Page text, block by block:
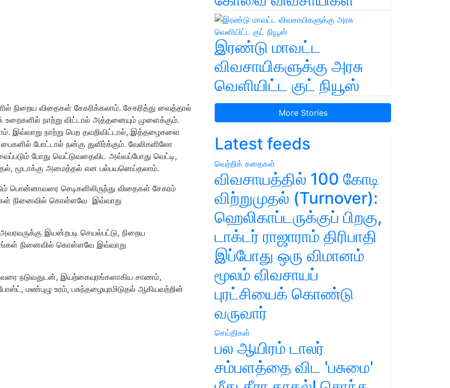
நிறைய விதைகள் சேகரிக்கலாம். சேகரித்து வைத்தால்
உறைகளில் நாற்று விட்டால் அத்தனையும் முளைக்கும்.
இவ்வாறு நாற்று பெற தவறிவிட்டால், இத்தழைகளை
போட்டால் நன்கு துளிர்க்கும். வேலிகளிலோ
போது வெட்டுவதைவிட அவ்வப்போது வெட்டி,
மூடாக்கு அமைத்தல் என பல்பயனெய்தலாம்.
பொன்னாவரை செடிகளிலிருந்து விதைகள் சேகரம்
நினைவில் கொள்ளவே இவ்வாறு
இயன்றபடி செயல்பட்டு, நிறைய
நினைவில் கொள்ளவே இவ்வாறு
வரை நடுவதுடன், இயற்கையுரங்களாகிய சாணம்,
மண்புழு உரம், பசுந்தழையுரமிடுதல் ஆகியவற்றின்
இரண்டு மாவட்ட
விவசாயிகளுக்கு அரசு
வெளியிட்ட குட் நியூஸ்
More Stories
Latest feeds
வெற்றிக் கதைகள்
விவசாயத்தில் 100 கோடி
விற்றுமுதல் (Turnover):
ஹெலிகாப்டருக்குப் பிறகு,
டாக்டர் ராஜாராம் திரிபாதி
இப்போது ஒரு விமானம்
மூலம் விவசாயப்
புரட்சியைக் கொண்டு
வருவார்
செய்திகள்
பல ஆயிரம் டாலர்
சம்பளத்தை விட 'பசுமை'